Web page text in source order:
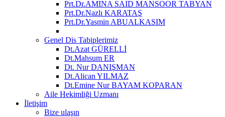
Prt.Dr.AMINA SAID MANSOOR TABYAN
Prt.Dr.Nazlı KARATAŞ
Prt.Dr.Yasmin ABUALKASIM
Genel Dis Tabiplerimiz
Dt.Azat GÜRELLİ
Dt.Mahsum ER
Dt. Nur DANIŞMAN
Dt.Alican YILMAZ
Dt.Emine Nur BAYAM KOPARAN
Aile Hekimliği Uzmanı
İletişim
Bize ulaşın